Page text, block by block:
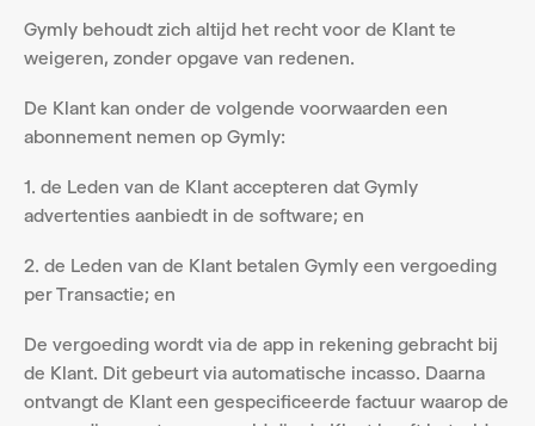
Gymly behoudt zich altijd het recht voor de Klant te
weigeren, zonder opgave van redenen.
De Klant kan onder de volgende voorwaarden een
abonnement nemen op Gymly:
1. de Leden van de Klant accepteren dat Gymly
advertenties aanbiedt in de software; en
2. de Leden van de Klant betalen Gymly een vergoeding
per Transactie; en
De vergoeding wordt via de app in rekening gebracht bij
de Klant. Dit gebeurt via automatische incasso. Daarna
ontvangt de Klant een gespecificeerde factuur waarop de